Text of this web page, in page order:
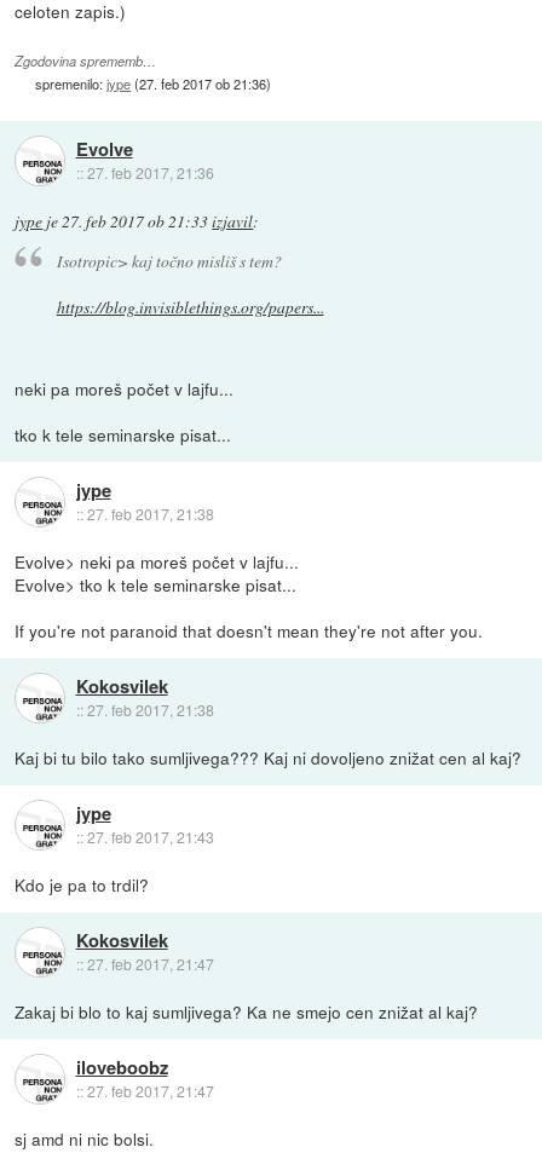
celoten zapis.)
Zgodovina sprememb…
spremenilo:jype(27. feb 2017 ob 21:36)
Evolve
::27. feb 2017, 21:36
jype je27. feb 2017 ob 21:33izjavil:
Isotropic> kaj točno misliš s tem?
https://blog.invisiblethings.org/papers...
neki pa moreš počet v lajfu...
tko k tele seminarske pisat...
jype
::27. feb 2017, 21:38
Evolve> neki pa moreš počet v lajfu...
Evolve> tko k tele seminarske pisat...
If you're not paranoid that doesn't mean they're not after you.
Kokosvilek
::27. feb 2017, 21:38
Kaj bi tu bilo tako sumljivega??? Kaj ni dovoljeno znižat cen al kaj?
jype
::27. feb 2017, 21:43
Kdo je pa to trdil?
Kokosvilek
::27. feb 2017, 21:47
Zakaj bi blo to kaj sumljivega? Ka ne smejo cen znižat al kaj?
iloveboobz
::27. feb 2017, 21:47
sj amd ni nic bolsi.